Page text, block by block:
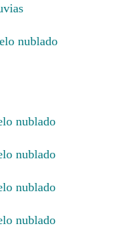
nublado
nublado
nublado
nublado
nublado